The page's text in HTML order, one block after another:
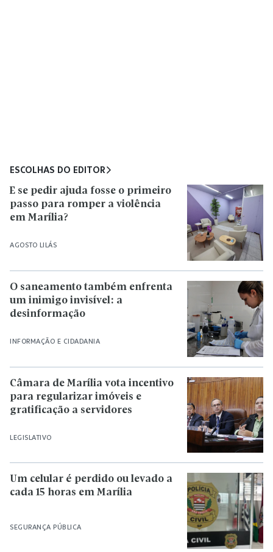
ESCOLHAS DO EDITOR
AGOSTO LILÁS
E se pedir ajuda fosse o primeiro
passo para romper a violência
em Marília?
INFORMAÇÃO E CIDADANIA
O saneamento também enfrenta
um inimigo invisível: a
desinformação
LEGISLATIVO
Câmara de Marília vota incentivo
para regularizar imóveis e
gratificação a servidores
SEGURANÇA PÚBLICA
Um celular é perdido ou levado a
cada 15 horas em Marília